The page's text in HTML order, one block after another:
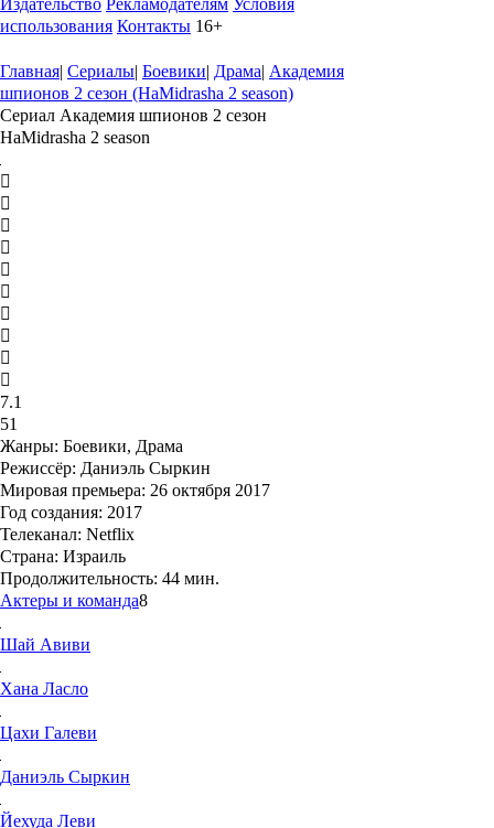
Издательство Рекламодателям Условия
использования Контакты 16+
Главная| Сериалы| Боевики| Драма| Академия
шпионов 2 сезон (HaMidrasha 2 season)
Сериал Академия шпионов 2 сезон
HaMidrasha 2 season
7.1
51
Жанры: Боевики, Драма
Режиссёр: Даниэль Сыркин
Мировая премьера: 26 октября 2017
Год создания: 2017
Телеканал: Netflix
Страна: Израиль
Продолжительность: 44 мин.
Актеры и команда8
Шай Авиви
Хана Ласло
Цахи Галеви
Даниэль Сыркин
Йехуда Леви